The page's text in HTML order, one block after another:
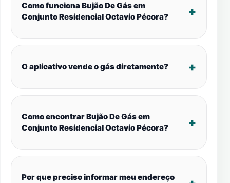
Como funciona Bujão De Gás em
Conjunto Residencial Octavio Pécora?
O aplicativo vende o gás diretamente?
Como encontrar Bujão De Gás em
Conjunto Residencial Octavio Pécora?
Por que preciso informar meu endereço